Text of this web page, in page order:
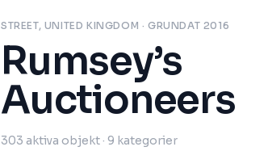
STREET, UNITED KINGDOM · GRUNDAT 2016
Rumsey’s
Auctioneers
303 aktiva objekt· 9 kategorier